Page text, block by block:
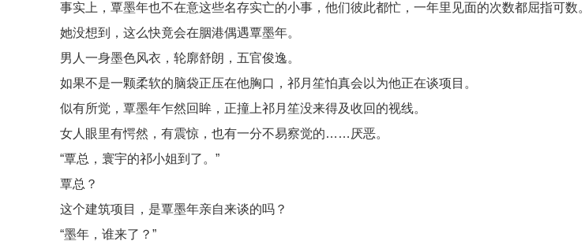
事实上，覃墨年也不在意这些名存实亡的小事，他们彼此都忙，一年里见面的次数都屈指可数。
她没想到，这么快竟会在胭港偶遇覃墨年。
男人一身墨色风衣，轮廓舒朗，五官俊逸。
如果不是一颗柔软的脑袋正压在他胸口，祁月笙怕真会以为他正在谈项目。
似有所觉，覃墨年乍然回眸，正撞上祁月笙没来得及收回的视线。
女人眼里有愕然，有震惊，也有一分不易察觉的……厌恶。
“覃总，寰宇的祁小姐到了。”
覃总？
这个建筑项目，是覃墨年亲自来谈的吗？
“墨年，谁来了？”